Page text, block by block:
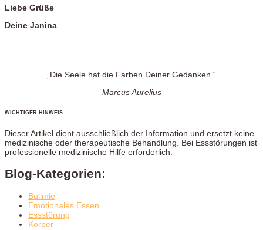
Liebe Grüße
Deine Janina
„Die Seele hat die Farben Deiner Gedanken.“
Marcus Aurelius
WICHTIGER HINWEIS
Dieser Artikel dient ausschließlich der Information und ersetzt keine
medizinische oder therapeutische Behandlung. Bei Essstörungen ist
professionelle medizinische Hilfe erforderlich.
Blog-Kategorien:
Bulimie
Emotionales Essen
Essstörung
Körper